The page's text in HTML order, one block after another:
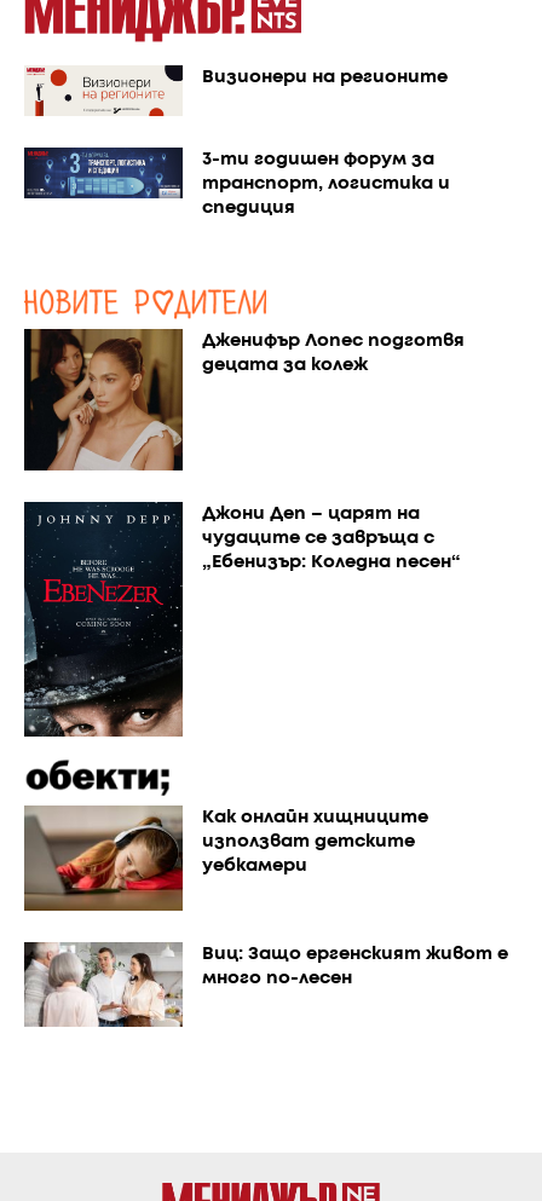
Визионери на регионите
3-ти годишен форум за
транспорт, логистика и
спедиция
Дженифър Лопес подготвя
децата за колеж
Джони Деп – царят на
чудаците се завръща с
„Ебенизър: Коледна песен“
Как онлайн хищниците
използват детските
уебкамери
Виц: Защо ергенският живот е
много по-лесен